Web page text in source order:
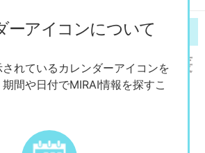
202612/13 （日）
術館 「共時的星叢
た星たち 越境する
し」
ーアイコンについて
れているカレンダーアイコンを
間や日付でMIRAI情報を探すこ